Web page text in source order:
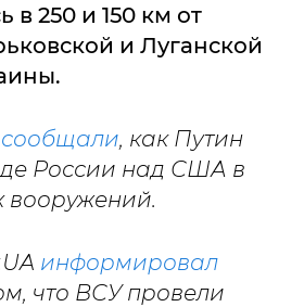
в 250 и 150 км от
и Луганской
сообщали, как Путин
России над США в
вооружений.
информировал
что ВСУ провели